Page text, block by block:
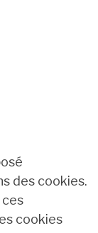
des cookies.
ces
cookies